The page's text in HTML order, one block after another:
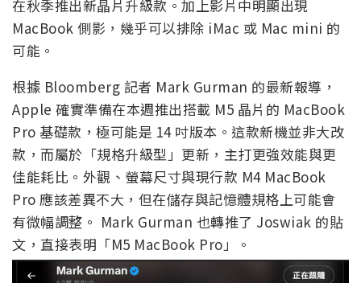
在秋季推出新晶片升級款。加上影片中明顯出現
MacBook 側影，幾乎可以排除 iMac 或 Mac mini 的
可能。
根據 Bloomberg 記者 Mark Gurman 的最新報導，
Apple 確實準備在本週推出搭載 M5 晶片的 MacBook
Pro 基礎款，極可能是 14 吋版本。這款新機並非大改
款，而屬於「規格升級型」更新，主打更強效能與更
佳能耗比。外觀、螢幕尺寸與現行款 M4 MacBook
Pro 應該差異不大，但在儲存與記憶體規格上可能會
有微幅調整。 Mark Gurman 也轉推了 Joswiak 的貼
文，直接表明「M5 MacBook Pro」。